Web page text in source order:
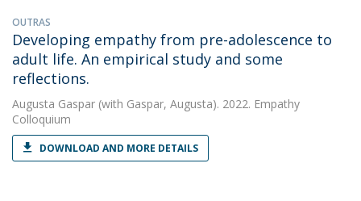
OUTRAS
Developing empathy from pre-adolescence to
adult life. An empirical study and some
reflections.
Augusta Gaspar (with Gaspar, Augusta). 2022. Empathy
Colloquium
DOWNLOAD AND MORE DETAILS